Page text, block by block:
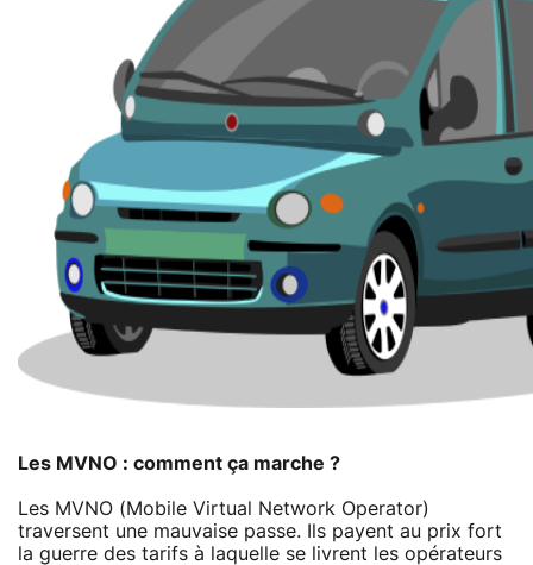
Les MVNO : comment ça marche ?
Les MVNO (Mobile Virtual Network Operator)
traversent une mauvaise passe. Ils payent au prix fort
la guerre des tarifs à laquelle se livrent les opérateurs